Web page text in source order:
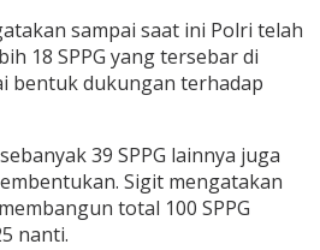
sampai saat ini Polri telah
18 SPPG yang tersebar di
bentuk dukungan terhadap
39 SPPG lainnya juga
Sigit mengatakan
total 100 SPPG
nanti.